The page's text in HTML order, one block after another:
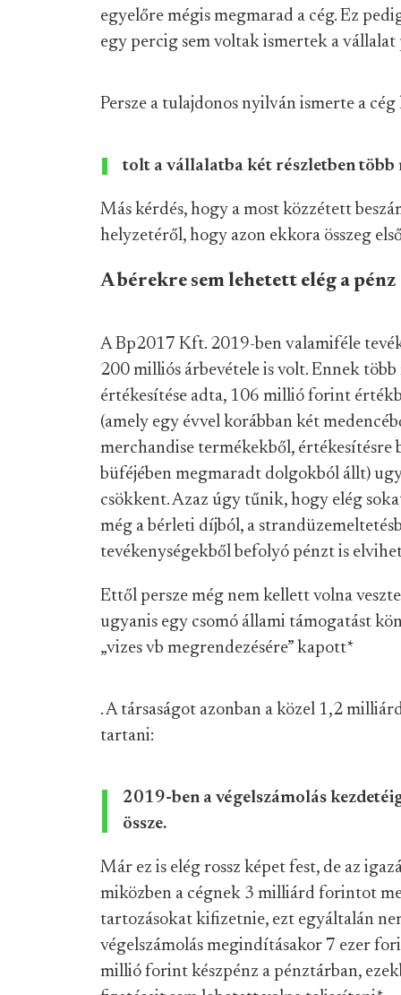
egyelőre mégis megmarad a cég. Ez
egy percig sem voltak ismertek a
Persze a tulajdonos nyilván ismerte a
tolt a vállalatba két részletben
Más kérdés, hogy a most közzétett
helyzetéről, hogy azon ekkora összeg
A bérekre sem lehetett elég a pénz
A Bp2017 Kft. 2019-ben valamiféle
200 milliós árbevétele is volt. Ennek
értékesítése adta, 106 millió forint
(amely egy évvel korábban két
merchandise termékekből, értékesítésre
büféjében megmaradt dolgokból állt)
csökkent. Azaz úgy tűnik, hogy elég
még a bérleti díjból, a
tevékenységekből befolyó pénzt is
Ettől persze még nem kellett volna
ugyanis egy csomó állami támogatást
„vizes vb megrendezésére” kapott*
. A társaságot azonban a közel 1,2
tartani:
2019-ben a végelszámolás
össze.
Már ez is elég rossz képet fest, de az
miközben a cégnek 3 milliárd forintot
tartozásokat kifizetnie, ezt egyáltalán
végelszámolás megindításakor 7 ezer
millió forint készpénz a pénztárban,